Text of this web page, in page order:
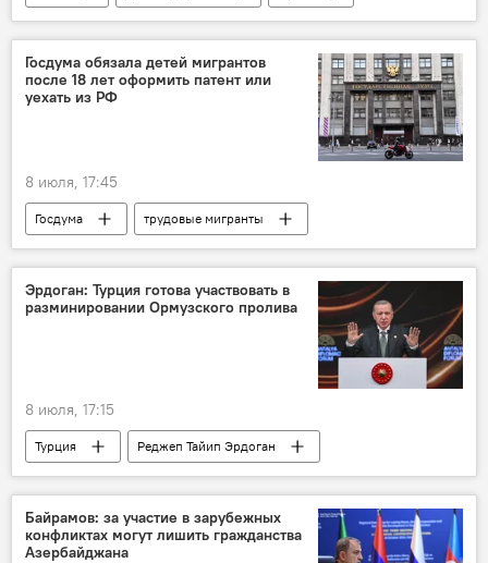
Удары
Госдума обязала детей мигрантов
после 18 лет оформить патент или
уехать из РФ
8 июля, 17:45
Госдума
трудовые мигранты
Мигранты
Гражданство
Россия
Законопроект
Эрдоган: Турция готова участвовать в
разминировании Ормузского пролива
8 июля, 17:15
Турция
Реджеп Тайип Эрдоган
Ормузский пролив
Разминирование
Участие
Байрамов: за участие в зарубежных
конфликтах могут лишить гражданства
Азербайджана